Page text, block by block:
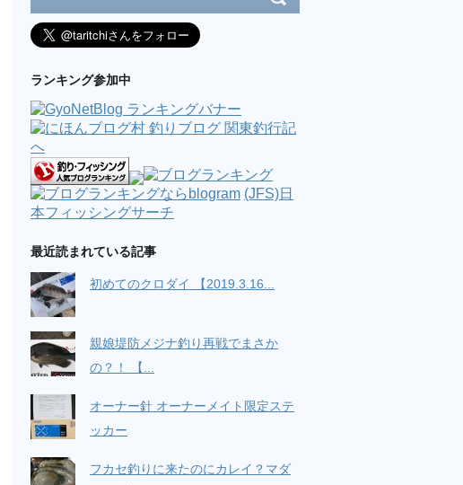
ランキング参加中
(JFS)日
本フィッシングサーチ
最近読まれている記事
初めてのクロダイ 【2019.3.16...
親娘堤防メジナ釣り再戦でまさか
の？！ 【...
オーナー針 オーナーメイト限定ステ
ッカー
フカセ釣りに来たのにカレイ？マダ